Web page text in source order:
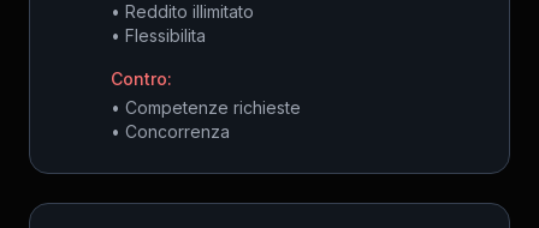
• Reddito illimitato
• Flessibilita
Contro:
• Competenze richieste
• Concorrenza